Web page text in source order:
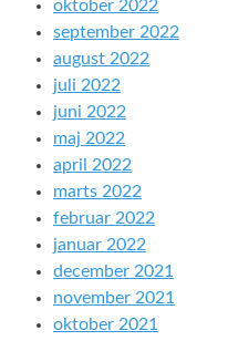
oktober 2022
september 2022
august 2022
juli 2022
juni 2022
maj 2022
april 2022
marts 2022
februar 2022
januar 2022
december 2021
november 2021
oktober 2021